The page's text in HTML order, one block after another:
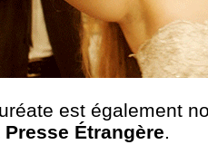
est également
Presse Étrangère.